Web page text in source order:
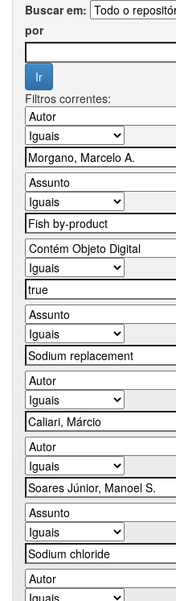
Buscar em:
por
Filtros correntes: